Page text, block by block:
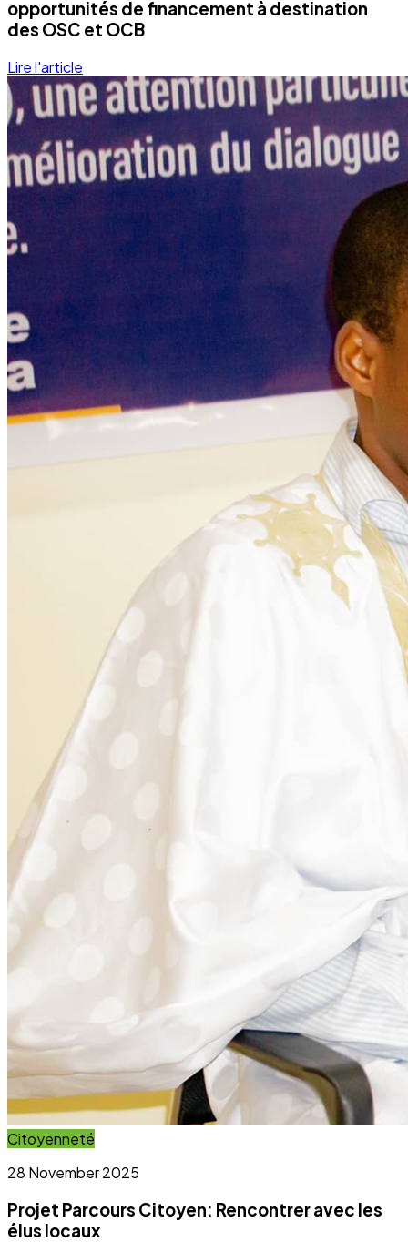
opportunités de financement à destination
des OSC et OCB
Lire l'article
Citoyenneté
28 November 2025
Projet Parcours Citoyen: Rencontrer avec les
élus locaux